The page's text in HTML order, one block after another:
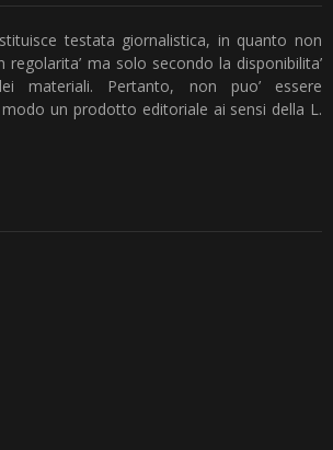
testata giornalistica, in quanto non
ma solo secondo la disponibilita’
materiali. Pertanto, non puo’ essere
un prodotto editoriale ai sensi della L.